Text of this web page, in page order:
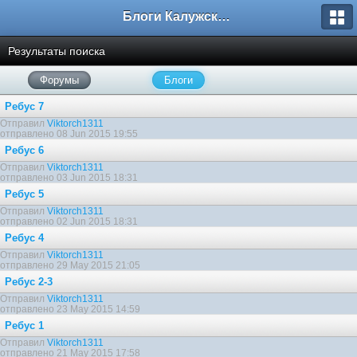
Блоги Калужского перекрестка
Результаты поиска
Форумы Блоги
Ребус 7
Отправил Viktorch1311
отправлено 08 Jun 2015 19:55
Ребус 6
Отправил Viktorch1311
отправлено 03 Jun 2015 18:31
Ребус 5
Отправил Viktorch1311
отправлено 02 Jun 2015 18:31
Ребус 4
Отправил Viktorch1311
отправлено 29 May 2015 21:05
Ребус 2-3
Отправил Viktorch1311
отправлено 23 May 2015 14:59
Ребус 1
Отправил Viktorch1311
отправлено 21 May 2015 17:58